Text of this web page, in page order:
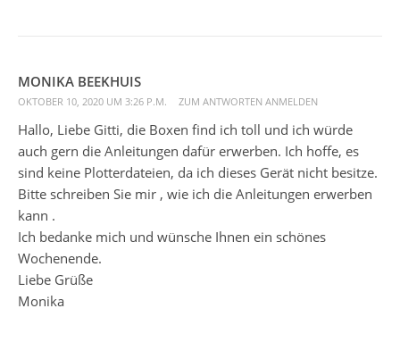
MONIKA BEEKHUIS
OKTOBER 10, 2020 UM 3:26 P.M. ZUM ANTWORTEN ANMELDEN
Hallo, Liebe Gitti, die Boxen find ich toll und ich würde
auch gern die Anleitungen dafür erwerben. Ich hoffe, es
sind keine Plotterdateien, da ich dieses Gerät nicht besitze.
Bitte schreiben Sie mir , wie ich die Anleitungen erwerben
kann .
Ich bedanke mich und wünsche Ihnen ein schönes
Wochenende.
Liebe Grüße
Monika